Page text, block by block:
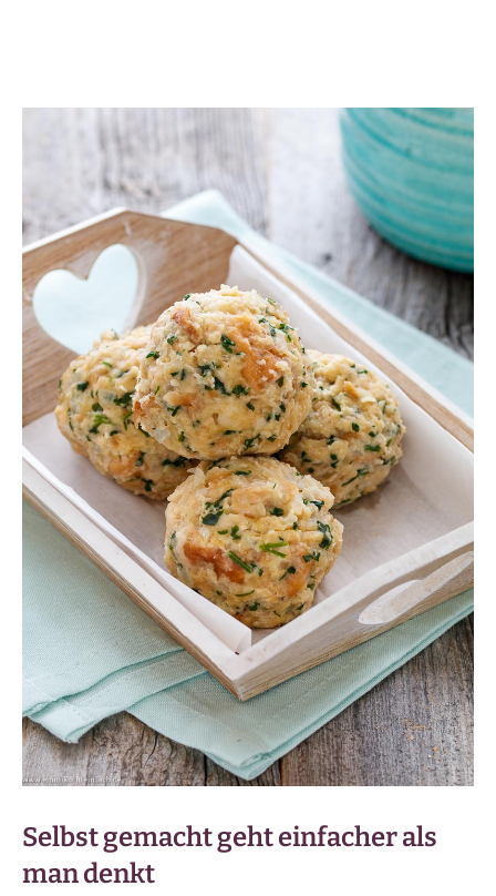
Selbst gemacht geht einfacher als
man denkt